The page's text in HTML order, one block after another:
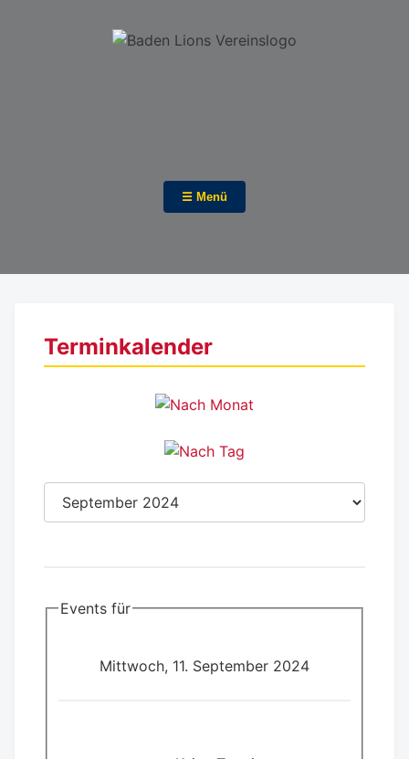
☰ Menü
Terminkalender
Events für
Mittwoch, 11. September 2024